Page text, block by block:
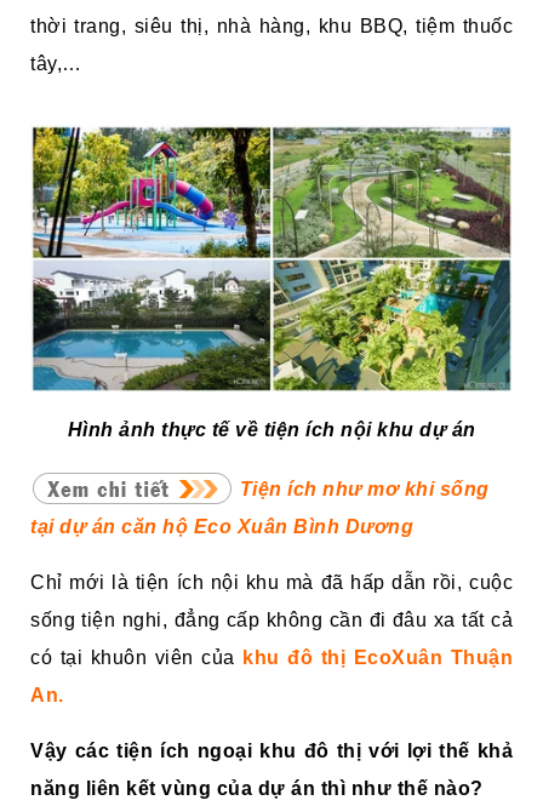
thời trang, siêu thị, nhà hàng, khu BBQ, tiệm thuốc
tây,…
Hình ảnh thực tế về tiện ích nội khu dự án
Tiện ích như mơ khi sống
tại dự án căn hộ Eco Xuân Bình Dương
Chỉ mới là tiện ích nội khu mà đã hấp dẫn rồi, cuộc
sống tiện nghi, đẳng cấp không cần đi đâu xa tất cả
có tại khuôn viên của
khu đô thị EcoXuân Thuận
An.
Vậy các tiện ích ngoại khu đô thị với lợi thế khả
năng liên kết vùng của dự án thì như thế nào?